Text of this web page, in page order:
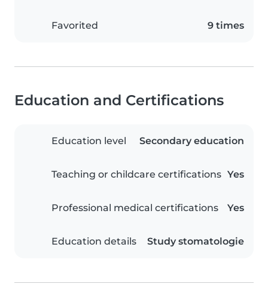
Favorited 9 times
Education and Certifications
Education level Secondary education
Teaching or childcare certifications Yes
Professional medical certifications Yes
Education details Study stomatologie